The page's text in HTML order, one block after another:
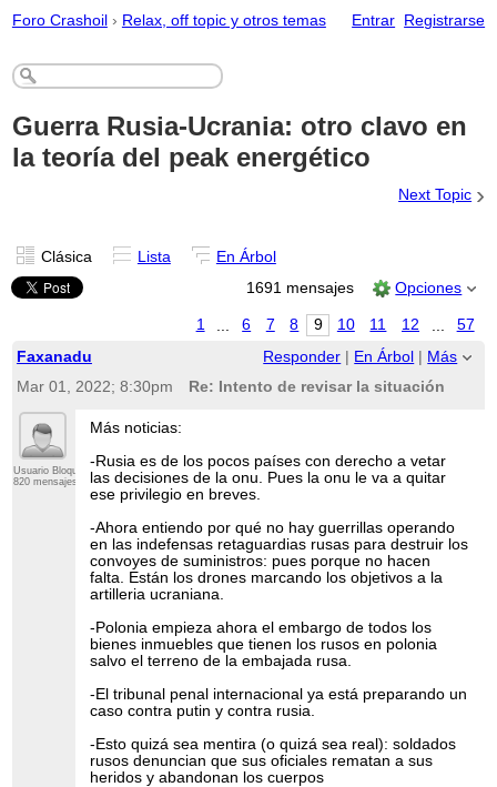
Foro Crashoil › Relax, off topic y otros temas Entrar Registrarse
Guerra Rusia-Ucrania: otro clavo en
la teoría del peak energético
Next Topic ›
Clásica Lista
En Árbol
1691 mensajes
Opciones
1 6 7 8 9 10 11 12
57
Faxanadu
Responder En Árbol
Más
Mar 01, 2022; 8:30pm
Re: Intento de revisar la situación
Usuario Bloqueado
820 mensajes
Más noticias:
-Rusia es de los pocos países con derecho a vetar
las decisiones de la onu. Pues la onu le va a quitar
ese privilegio en breves.
-Ahora entiendo por qué no hay guerrillas operando
en las indefensas retaguardias rusas para destruir los
convoyes de suministros: pues porque no hacen
falta. Están los drones marcando los objetivos a la
artilleria ucraniana.
-Polonia empieza ahora el embargo de todos los
bienes inmuebles que tienen los rusos en polonia
salvo el terreno de la embajada rusa.
-El tribunal penal internacional ya está preparando un
caso contra putin y contra rusia.
-Esto quizá sea mentira (o quizá sea real): soldados
rusos denuncian que sus oficiales rematan a sus
heridos y abandonan los cuerpos